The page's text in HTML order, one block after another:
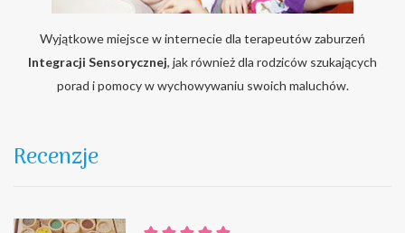
Wyjątkowe miejsce w internecie dla terapeutów zaburzeń
Integracji Sensorycznej, jak również dla rodziców szukających
porad i pomocy w wychowywaniu swoich maluchów.
Recenzje